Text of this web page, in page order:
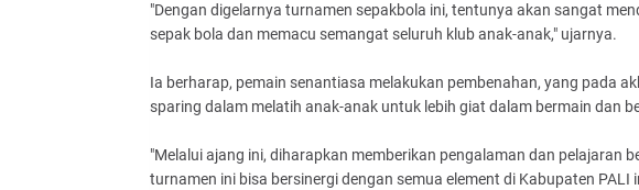
"Dengan digelarnya turnamen sepakbola ini, tentunya akan sangat
sepak bola dan memacu semangat seluruh klub anak-anak," ujarnya.
Ia berharap, pemain senantiasa melakukan pembenahan, yang pada
sparing dalam melatih anak-anak untuk lebih giat dalam bermain dan
"Melalui ajang ini, diharapkan memberikan pengalaman dan pelajaran
turnamen ini bisa bersinergi dengan semua element di Kabupaten